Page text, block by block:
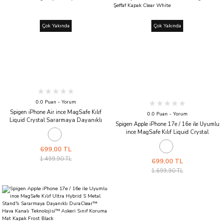
Çok Yakında
0.0 Puan - Yorum
Spigen iPhone Air ince MagSafe Kılıf
Liquid Crystal Sararmaya Dayanıklı
DuraClear™ Hava Kanalı Teknolojisi™
Askeri Sınıf Koruma MagFit Şeffaf Kapak
699,00 TL
1.499,90 TL
Çok Yakında
0.0 Puan - Yorum
Spigen Apple iPhone 17e / 16e ile Uyumlu
ince MagSafe Kılıf Liquid Crystal
Sararmaya Dayanıklı DuraClear™ Hava
Kanalı Teknolojisi™ Askeri Sınıf Koruma
699,00 TL
1.699,90 TL